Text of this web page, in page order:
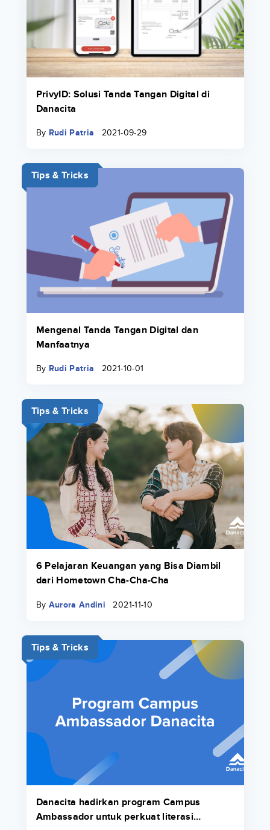
PrivyID: Solusi Tanda Tangan Digital di
Danacita
By Rudi Patria 2021-09-29
Tips & Tricks
Mengenal Tanda Tangan Digital dan
Manfaatnya
By Rudi Patria 2021-10-01
Tips & Tricks
6 Pelajaran Keuangan yang Bisa Diambil
dari Hometown Cha-Cha-Cha
By Aurora Andini 2021-11-10
Tips & Tricks
Danacita hadirkan program Campus
Ambassador untuk perkuat literasi